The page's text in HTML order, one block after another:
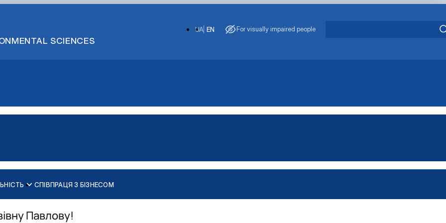
SCIENCES
EN
UA For visually impaired people
і зміст програми агрономічно-ознайомчої практики, яка проводиться каф…
Структура і зміст програми навчальної практики, яка проводиться кафедрою
Загальна інформація про гурток
Положення про гурток
СПІВПРАЦЯ З БІЗНЕСОМ
Павлову!